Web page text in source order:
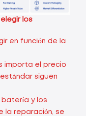
los
en función de la
importa el precio
siguen
batería y los
la reparación, se